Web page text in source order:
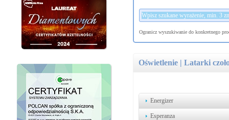
Ogranicz wyszukiwanie do konkretnego
Oświetlenie | Latarki
Energizer
Esperanza